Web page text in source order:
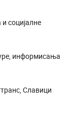
социјалне
информисања
Славици